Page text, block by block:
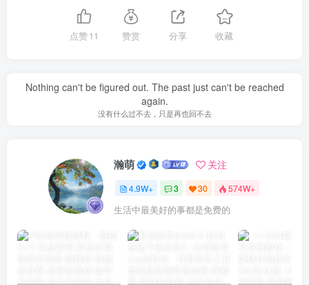
点赞11 赞赏 分享 收藏
Nothing can't be figured out. The past just can't be reached
again.
没有什么过不去，只是再也回不去
瀚萌 关注
4.9W+ 3 30 574W+
生活中最美好的事都是免费的